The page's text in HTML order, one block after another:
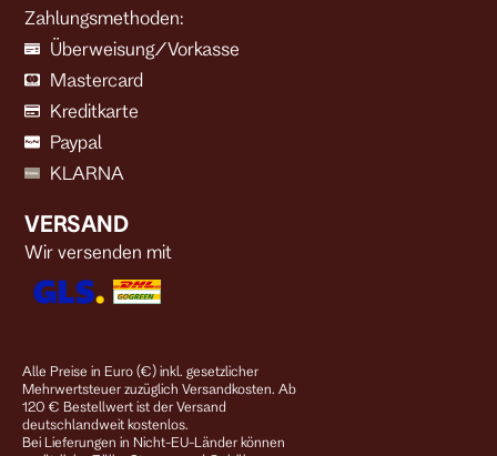
Zahlungsmethoden:
Überweisung/Vorkasse
Mastercard
Kreditkarte
Paypal
KLARNA
VERSAND
Wir versenden mit
Alle Preise in Euro (€) inkl. gesetzlicher
Mehrwertsteuer zuzüglich Versandkosten. Ab
120 € Bestellwert ist der Versand
deutschlandweit kostenlos.
Bei Lieferungen in Nicht-EU-Länder können